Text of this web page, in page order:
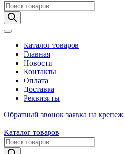
Поиск
товаров
Каталог товаров
Главная
Новости
Контакты
Оплата
Доставка
Реквизиты
Обратный звонок заявка на крепеж
Каталог товаров
Поиск
товаров